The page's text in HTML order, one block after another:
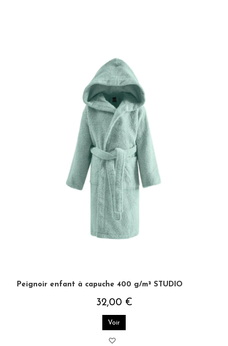
Peignoir enfant à capuche 400 g/m² STUDIO
32,00 €
Voir